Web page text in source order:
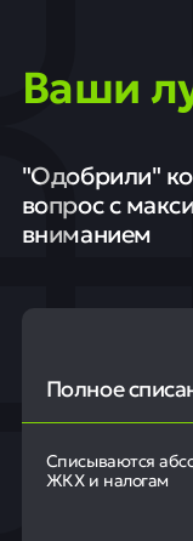
Ваши
"Одобрили"
вопрос с
вниманием
Полное
Списываются
ЖКХ и налогам